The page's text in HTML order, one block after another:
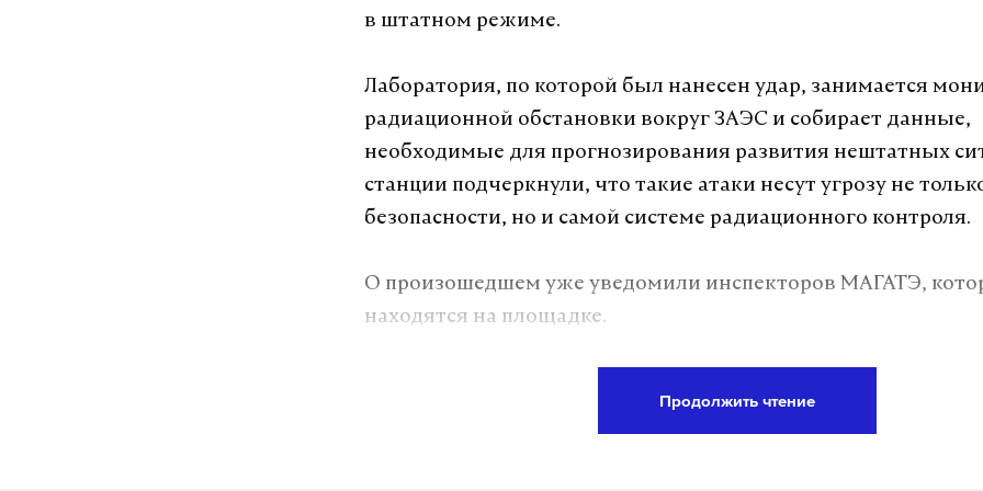
в штатном режиме.
Лаборатория, по которой был нанесен удар, занимается
радиационной обстановки вокруг ЗАЭС и собирает данные,
необходимые для прогнозирования развития нештатных
станции подчеркнули, что такие атаки несут угрозу не
безопасности, но и самой системе радиационного контроля.
О произошедшем уже уведомили инспекторов МАГАТЭ,
находятся на площадке.
MAX. Он работает там, где
А еще мы есть вTelegram,Дзени
Продолжить чтение